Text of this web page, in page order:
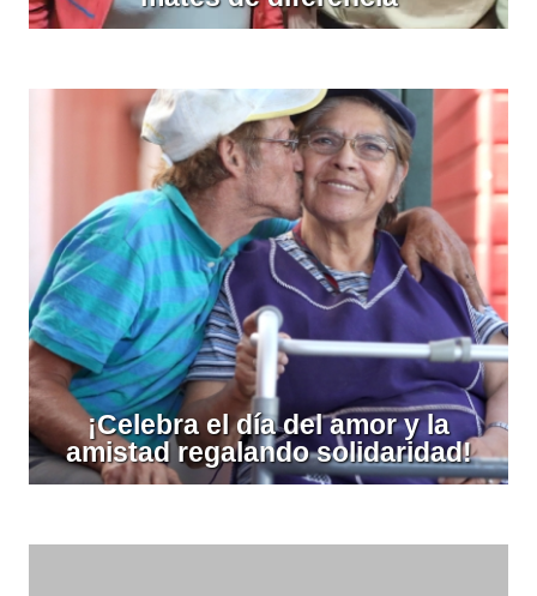
¡Celebra el día del amor y la
amistad regalando solidaridad!